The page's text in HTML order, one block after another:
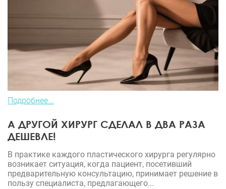
Подробнее...
А ДРУГОЙ ХИРУРГ СДЕЛАЛ В ДВА РАЗА
ДЕШЕВЛЕ!
В практике каждого пластического хирурга регулярно
возникает ситуация, когда пациент, посетивший
предварительную консультацию, принимает решение в
пользу специалиста, предлагающего...